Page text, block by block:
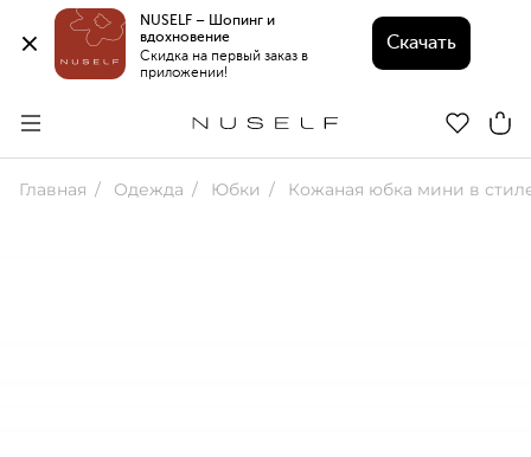
NUSELF – Шопинг и
вдохновение
Скидка на первый заказ в
приложении!
Скачать
Главная Одежда Юбки Кожаная юбка мини в